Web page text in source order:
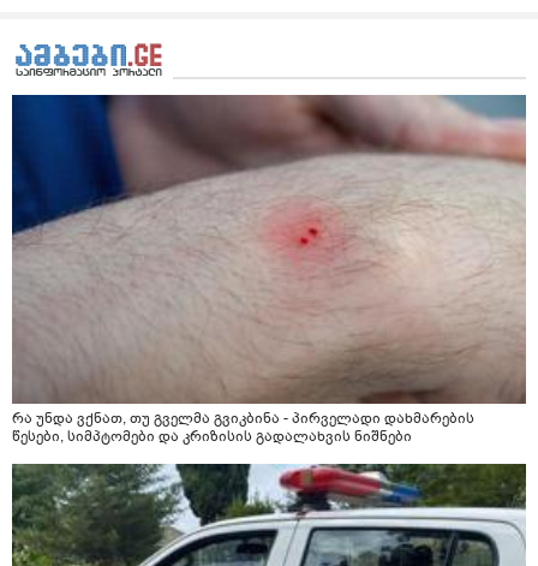
რა უნდა ვქნათ, თუ გველმა გვიკბინა - პირველადი დახმარების
წესები, სიმპტომები და კრიზისის გადალახვის ნიშნები